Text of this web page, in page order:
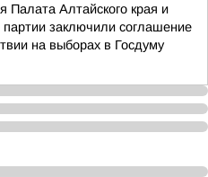
Палата Алтайского края и
партии заключили соглашение
на выборах в Госдуму